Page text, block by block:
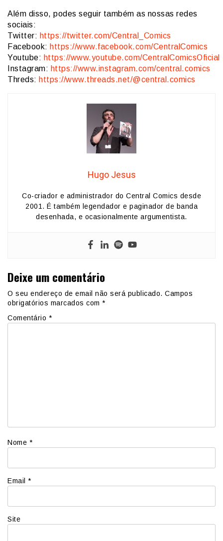
Além disso, podes seguir também as nossas redes
sociais:
Twitter: https://twitter.com/Central_Comics
Facebook: https://www.facebook.com/CentralComics
Youtube: https://www.youtube.com/CentralComicsOficial
Instagram: https://www.instagram.com/central.comics
Threds: https://www.threads.net/@central.comics
Hugo Jesus
Co-criador e administrador do Central Comics desde
2001. É também legendador e paginador de banda
desenhada, e ocasionalmente argumentista.
Deixe um comentário
O seu endereço de email não será publicado. Campos
obrigatórios marcados com *
Comentário *
Nome *
Email *
Site